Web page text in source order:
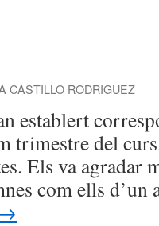
CASTILLO RODRIGUEZ
establert
trimestre del
Els va agradar
com ells